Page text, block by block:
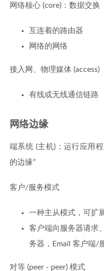
网络核心 (core)：数据交换
互连着的路由器
网络的网络
接入网、物理媒体 (access)
有线或无线通信链路
网络边缘
端系统 (主机)：运行应用
的边缘”
客户/服务模式
一种主从模式，可扩
客户端向服务器请求
务器，Email 客户端/
对等 (peer - peer) 模式